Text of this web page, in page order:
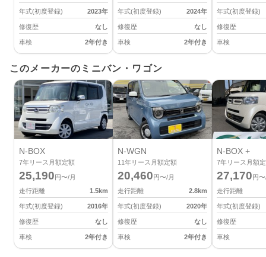
年式(初度登録) 2023年
修復歴 なし
車検 2年付き
年式(初度登録) 2024年
修復歴 なし
車検 2年付き
年式(初度登録)
修復歴
車検
このメーカーのミニバン・ワゴン
N-BOX
7年リース月額定額
25,190円〜/月
走行距離
1.5km
年式(初度登録) 2016年
修復歴 なし
車検 2年付き
N-WGN
11年リース月額定額
20,460円〜/月
走行距離
2.8km
年式(初度登録) 2020年
修復歴 なし
車検 2年付き
N-BOX +
7年リース月額
27,170円
走行距離
年式(初度登録)
修復歴
車検